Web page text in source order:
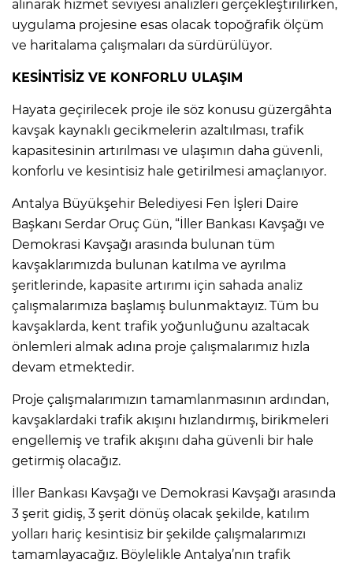
alınarak hizmet seviyesi analizleri gerçekleştirilirken,
uygulama projesine esas olacak topoğrafik ölçüm
ve haritalama çalışmaları da sürdürülüyor.
KESİNTİSİZ VE KONFORLU ULAŞIM
Hayata geçirilecek proje ile söz konusu güzergâhta
kavşak kaynaklı gecikmelerin azaltılması, trafik
kapasitesinin artırılması ve ulaşımın daha güvenli,
konforlu ve kesintisiz hale getirilmesi amaçlanıyor.
Antalya Büyükşehir Belediyesi Fen İşleri Daire
Başkanı Serdar Oruç Gün, “İller Bankası Kavşağı ve
Demokrasi Kavşağı arasında bulunan tüm
kavşaklarımızda bulunan katılma ve ayrılma
şeritlerinde, kapasite artırımı için sahada analiz
çalışmalarımıza başlamış bulunmaktayız. Tüm bu
kavşaklarda, kent trafik yoğunluğunu azaltacak
önlemleri almak adına proje çalışmalarımız hızla
devam etmektedir.
Proje çalışmalarımızın tamamlanmasının ardından,
kavşaklardaki trafik akışını hızlandırmış, birikmeleri
engellemiş ve trafik akışını daha güvenli bir hale
getirmiş olacağız.
İller Bankası Kavşağı ve Demokrasi Kavşağı arasında
3 şerit gidiş, 3 şerit dönüş olacak şekilde, katılım
yolları hariç kesintisiz bir şekilde çalışmalarımızı
tamamlayacağız. Böylelikle Antalya’nın trafik